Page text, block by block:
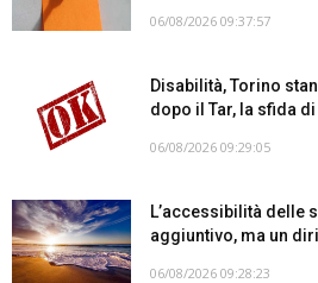
06/08/2026 09:37:57
Disabilità, Torino
dopo il Tar, la sfida
06/08/2026 09:29:05
L’accessibilità delle
aggiuntivo, ma un
06/08/2026 09:28:23